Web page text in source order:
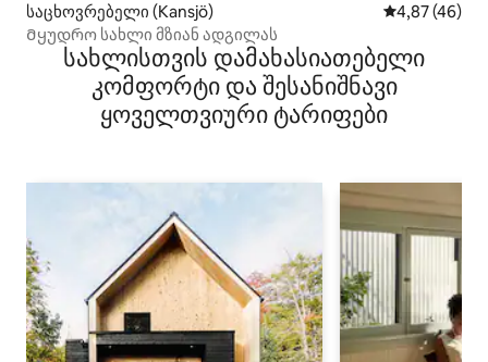
საცხოვრებელი (Kansjö) საშუალო
4,87 (46)
Მყუდრო სახლი მზიან ადგილას
სახლისთვის დამახასიათებელი
კომფორტი და შესანიშნავი
ყოველთვიური ტარიფები